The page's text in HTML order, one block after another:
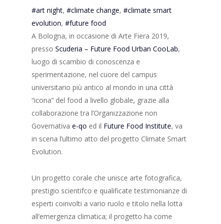
art night, climate change,
climate smart
evolution,
future food
A Bologna, in occasione di Arte Fiera 2019,
presso Scuderia – Future Food Urban CooLab,
luogo di scambio di conoscenza e
sperimentazione, nel cuore del campus
universitario più antico al mondo in una città
“icona” del food a livello globale, grazie alla
collaborazione tra l’Organizzazione non
Governativa e-qo ed il Future Food Institute, va
in scena l’ultimo atto del progetto Climate Smart
Evolution.
Un progetto corale che unisce arte fotografica,
prestigio scientifco e qualificate testimonianze di
esperti coinvolti a vario ruolo e titolo nella lotta
all’emergenza climatica; il progetto ha come